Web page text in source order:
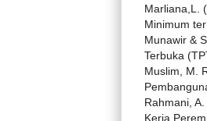
Marliana,L.
Minimum
Munawir &
Terbuka
Muslim, M.
Rahmani,
Kerja